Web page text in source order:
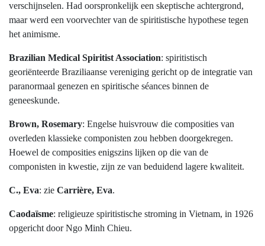
verschijnselen. Had oorspronkelijk een skeptische achtergrond,
maar werd een voorvechter van de spiritistische hypothese tegen
het animisme.
Brazilian Medical Spiritist Association: spiritistisch
georiënteerde Braziliaanse vereniging gericht op de integratie van
paranormaal genezen en spiritische séances binnen de
geneeskunde.
Brown, Rosemary: Engelse huisvrouw die composities van
overleden klassieke componisten zou hebben doorgekregen.
Hoewel de composities enigszins lijken op die van de
componisten in kwestie, zijn ze van beduidend lagere kwaliteit.
C., Eva: zie Carrière, Eva.
Caodaïsme: religieuze spiritistische stroming in Vietnam, in 1926
opgericht door Ngo Minh Chieu.